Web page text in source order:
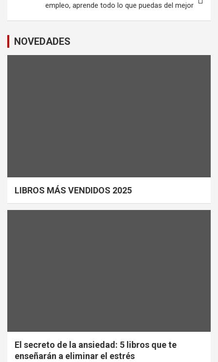
empleo, aprende todo lo que puedas del mejor
NOVEDADES
LIBROS MÁS VENDIDOS 2025
El secreto de la ansiedad: 5 libros que te
enseñarán a eliminar el estrés